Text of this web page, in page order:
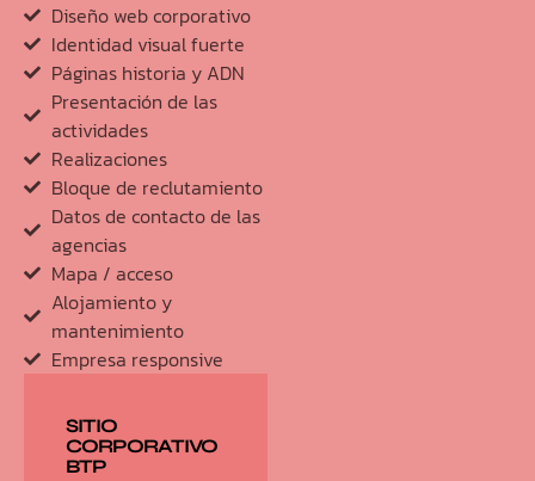
Diseño web corporativo
Identidad visual fuerte
Páginas historia y ADN
Presentación de las
actividades
Realizaciones
Bloque de reclutamiento
Datos de contacto de las
agencias
Mapa / acceso
Alojamiento y
mantenimiento
Empresa responsive
SITIO
CORPORATIVO
BTP